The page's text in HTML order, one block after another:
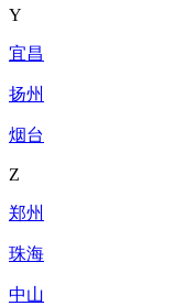
Y
宜昌
扬州
烟台
Z
郑州
珠海
中山